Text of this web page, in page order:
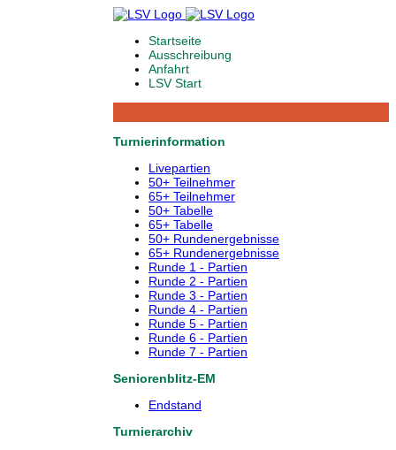
Startseite
Ausschreibung
Anfahrt
LSV Start
Turnierinformation
Livepartien
50+ Teilnehmer
65+ Teilnehmer
50+ Tabelle
65+ Tabelle
50+ Rundenergebnisse
65+ Rundenergebnisse
Runde 1 - Partien
Runde 2 - Partien
Runde 3 - Partien
Runde 4 - Partien
Runde 5 - Partien
Runde 6 - Partien
Runde 7 - Partien
Seniorenblitz-EM
Endstand
Turnierarchiv